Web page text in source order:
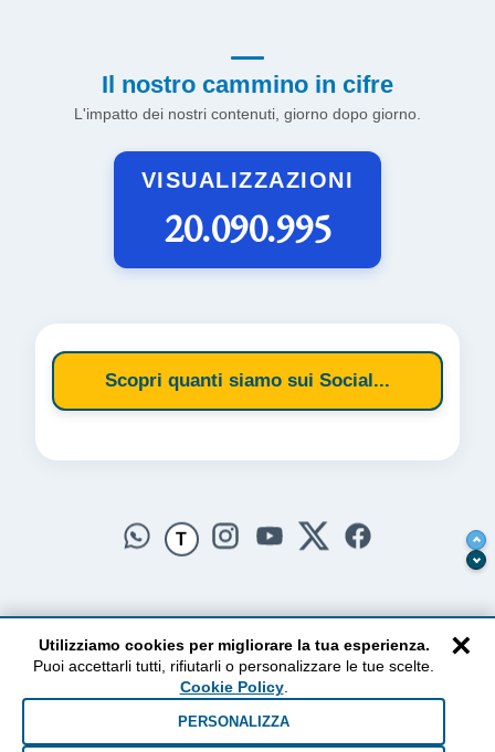
Il nostro cammino in cifre
L'impatto dei nostri contenuti, giorno dopo giorno.
VISUALIZZAZIONI
20.090.995
Scopri quanti siamo sui Social...
T
AlzogliOcchiversoilCielo
Dal 2010 ad oggi • Testi e pensieri tra terra e cielo
×
Utilizziamo cookies per migliorare la tua esperienza.
Puoi accettarli tutti, rifiutarli o personalizzare le tue scelte.
Cookie Policy.
PERSONALIZZA